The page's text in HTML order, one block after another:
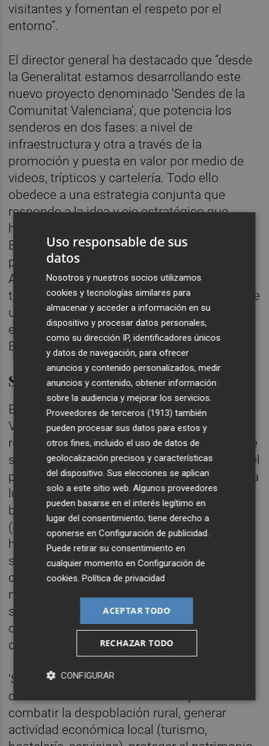
visitantes y fomentan el respeto por el
entorno”.
El director general ha destacado que “desde
la Generalitat estamos desarrollando este
nuevo proyecto denominado 'Sendes de la
Comunitat Valenciana', que potencia los
senderos en dos fases: a nivel de
infraestructura y otra a través de la
promoción y puesta en valor por medio de
videos, trípticos y cartelería. Todo ello
obedece a una estrategia conjunta que
responde a la idea y eje estratégico que
hemos denominado 'Més interior, més vida'.
El primer sendero de este proyecto se ha
presentado en Bolulla, en la montaña de
Alicante. Recoge un pequeño recorrido a
través de un PR de apenas 15 kilómetros que
une tres pueblos, tres identidades, porque
empieza en Callosa d’en Sarrià, pasa por
Bolulla y acaba en Castell de Castells.
Sendas de la Comunitat Valenciana
El proyecto 'Sendes de la Comunitat
Valenciana' tiene como objetivo la creación,
recuperación y puesta en valor de una red de
senderos para que sean homologados, por el
papel que juegan en el desarrollo rural y en la
lucha contra la despoblación. Este proyecto
busca recuperar caminos tradicionales
(rutas rurales, vías pecuarias, senderos
históricos), homologar y señalizar itinerarios
seguros y oficiales para senderismo,
conectar municipios rurales mediante rutas
naturales, impulsar el turismo activo y
sostenible, y apoyar a municipios en riesgo
de despoblación mediante la dinamización
del territorio.
'Sendes' se concibe como una herramienta
de desarrollo territorial con el objetivo de
combatir la despoblación rural, generar
actividad económica local (turismo,
Uso responsable de sus
datos
Nosotros y nuestros socios utilizamos
cookies y tecnologías similares para
almacenar y acceder a información en su
dispositivo y procesar datos personales,
como su dirección IP, identificadores únicos
y datos de navegación, para ofrecer
anuncios y contenido personalizados, medir
anuncios y contenido, obtener información
sobre la audiencia y mejorar los servicios.
Proveedores de terceros (1913) también
pueden procesar sus datos para estos y
otros fines, incluido el uso de datos de
geolocalización precisos y características
del dispositivo. Sus elecciones se aplican
solo a este sitio web. Algunos proveedores
pueden basarse en el interés legítimo en
lugar del consentimiento; tiene derecho a
oponerse enConfiguración de publicidad.
Puede retirar su consentimiento en
cualquier momento enConfiguración de
cookies.Política de privacidad
ACEPTAR TODO
RECHAZAR TODO
CONFIGURAR